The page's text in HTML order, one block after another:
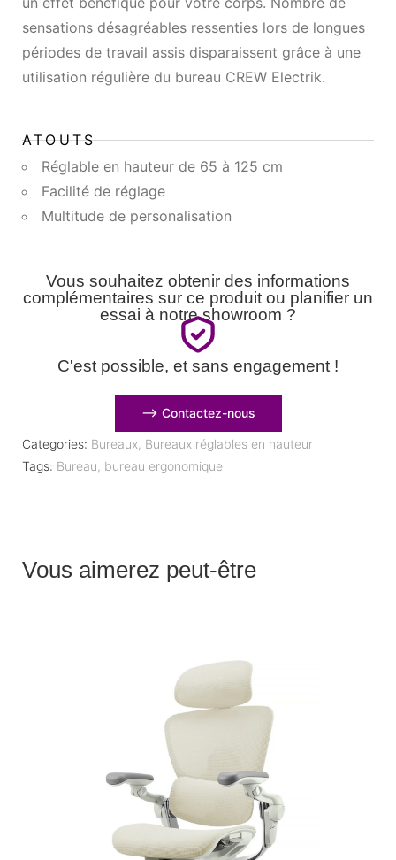
sensations désagréables ressenties lors de longues
périodes de travail assis disparaissent grâce à une
utilisation régulière du bureau CREW Electrik.
ATOUTS
Réglable en hauteur de 65 à 125 cm
Facilité de réglage
Multitude de personalisation
Vous souhaitez obtenir des informations
complémentaires sur ce produit ou planifier un
essai à notre showroom ?
C'est possible, et sans engagement !
⟶ Contactez-nous
Categories: Bureaux, Bureaux réglables en hauteur
Tags: Bureau, bureau ergonomique
Vous aimerez peut-être